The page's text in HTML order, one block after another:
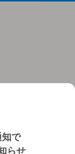
知で
らせ